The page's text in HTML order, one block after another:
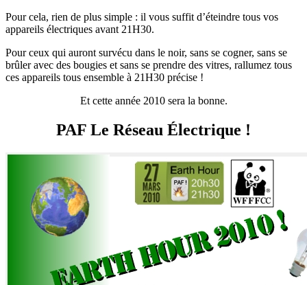
Pour cela, rien de plus simple : il vous suffit d’éteindre tous vos
appareils électriques avant 21H30.
Pour ceux qui auront survécu dans le noir, sans se cogner, sans se
brûler avec des bougies et sans se prendre des vitres, rallumez tous
ces appareils tous ensemble à 21H30 précise !
Et cette année 2010 sera la bonne.
PAF Le Réseau Électrique !